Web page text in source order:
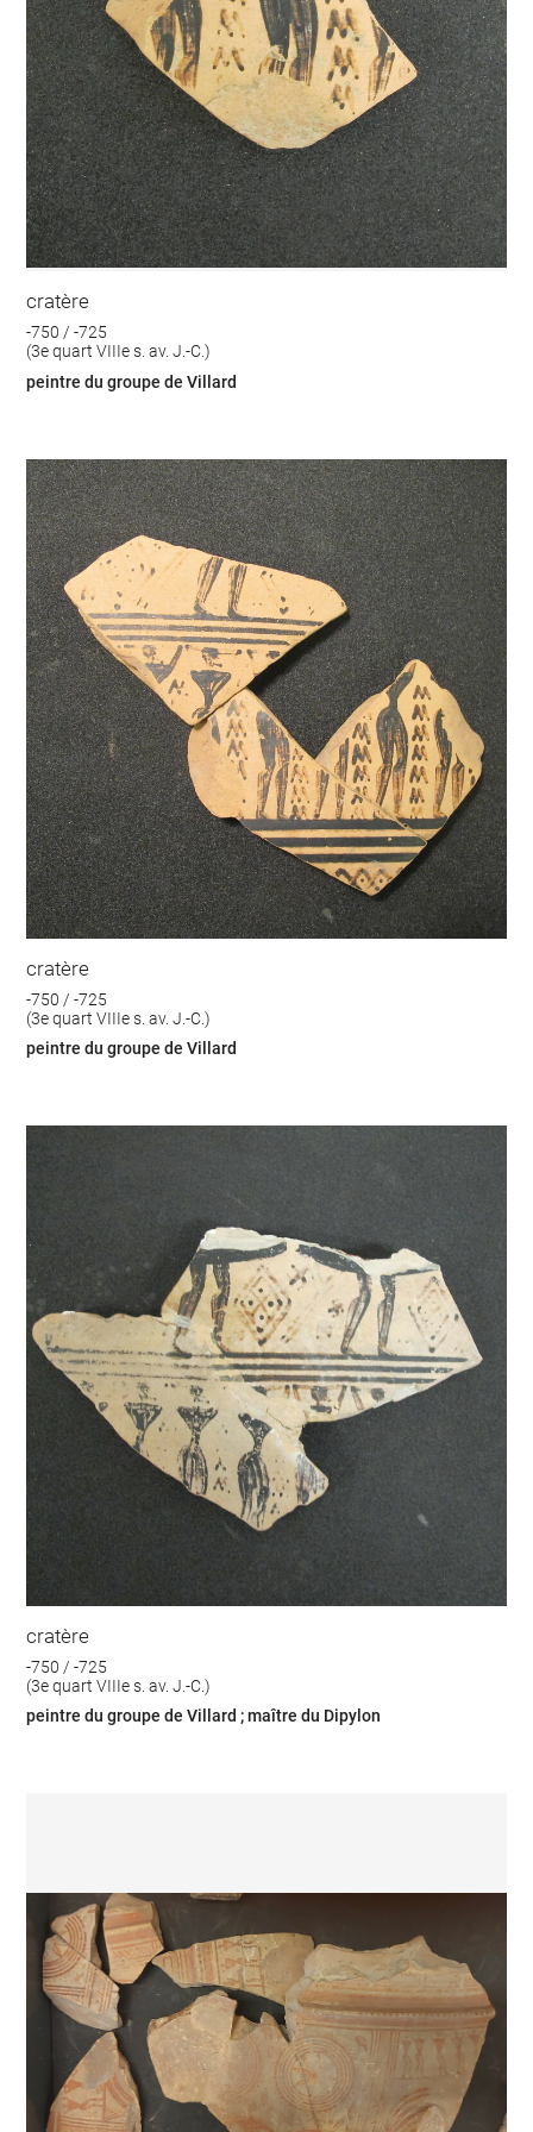
cratère
-750 / -725
(3e quart VIIIe s. av. J.-C.)
peintre du groupe de Villard
cratère
-750 / -725
(3e quart VIIIe s. av. J.-C.)
peintre du groupe de Villard
cratère
-750 / -725
(3e quart VIIIe s. av. J.-C.)
peintre du groupe de Villard ; maître du Dipylon